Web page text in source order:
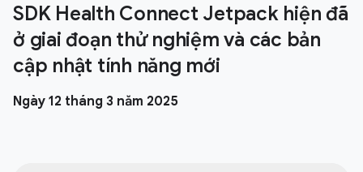
SDK Health Connect Jetpack hiện đã
ở giai đoạn thử nghiệm và các bản
cập nhật tính năng mới
Ngày 12 tháng 3 năm 2025